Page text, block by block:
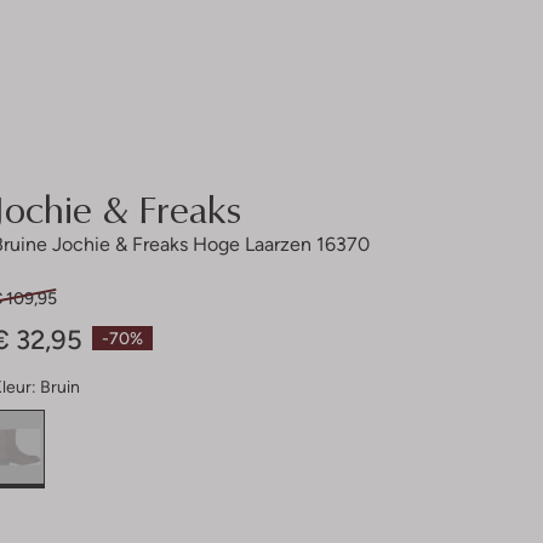
& Freaks
Jochie & Freaks Hoge Laarzen 16370
-70%
109,95
32,95
Bruin